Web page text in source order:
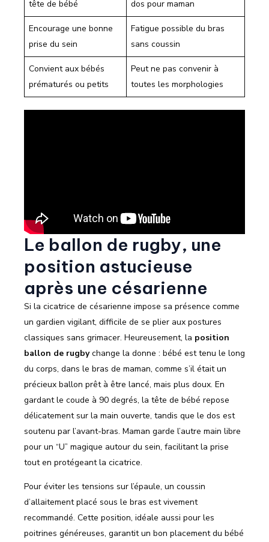
tête de bébé dos pour maman
Encourage une bonne
prise du sein
Fatigue possible du bras
sans coussin
Convient aux bébés
prématurés ou petits
Peut ne pas convenir à
toutes les morphologies
Le ballon de rugby, une
position astucieuse
après une césarienne
Si la cicatrice de césarienne impose sa présence comme
un gardien vigilant, difficile de se plier aux postures
classiques sans grimacer. Heureusement, la position
ballon de rugbychange la donne : bébé est tenu le long
du corps, dans le bras de maman, comme s’il était un
précieux ballon prêt à être lancé, mais plus doux. En
gardant le coude à 90 degrés, la tête de bébé repose
délicatement sur la main ouverte, tandis que le dos est
soutenu par l’avant-bras. Maman garde l’autre main libre
pour un “U” magique autour du sein, facilitant la prise
tout en protégeant la cicatrice.
Pour éviter les tensions sur l’épaule, un coussin
d’allaitement placé sous le bras est vivement
recommandé. Cette position, idéale aussi pour les
poitrines généreuses, garantit un bon placement du bébé